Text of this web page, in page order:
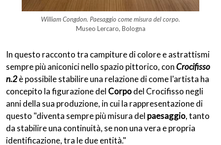
William Congdon. Paesaggio come misura del corpo.
Museo Lercaro, Bologna
In questo racconto tra campiture di colore e astrattismi
sempre più aniconici nello spazio pittorico, conCrocifisso
n.2è possibile stabilire una relazione di come l'artista ha
concepito la figurazione del Corpodel Crocifisso negli
anni della sua produzione, in cui la rappresentazione di
questo "diventa sempre più misura del paesaggio, tanto
da stabilire una continuità, se non una vera e propria
identificazione, tra le due entità."